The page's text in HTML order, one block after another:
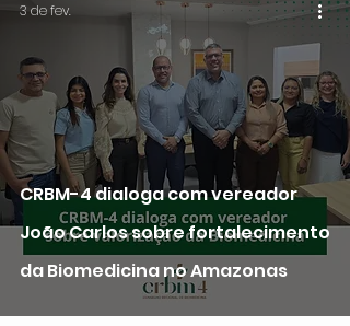
CRBM-4 dialoga com vereador
João Carlos sobre fortalecimento
da Biomedicina no Amazonas
3 de fev.